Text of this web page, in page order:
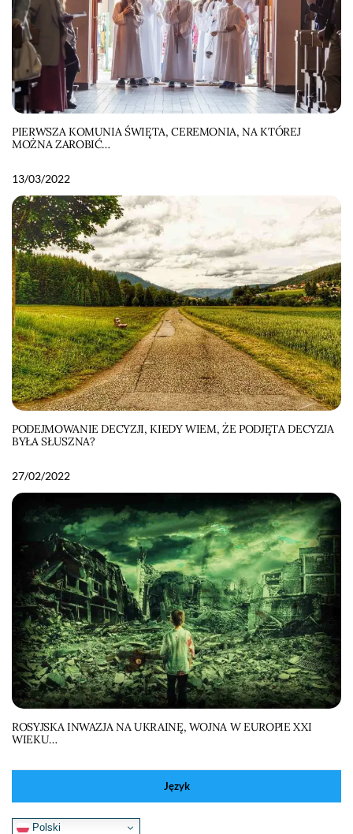
PIERWSZA KOMUNIA ŚWIĘTA, CEREMONIA, NA KTÓREJ
MOŻNA ZAROBIĆ…
13/03/2022
PODEJMOWANIE DECYZJI, KIEDY WIEM, ŻE PODJĘTA DECYZJA
BYŁA SŁUSZNA?
27/02/2022
ROSYJSKA INWAZJA NA UKRAINĘ, WOJNA W EUROPIE XXI
WIEKU…
Język
Polski